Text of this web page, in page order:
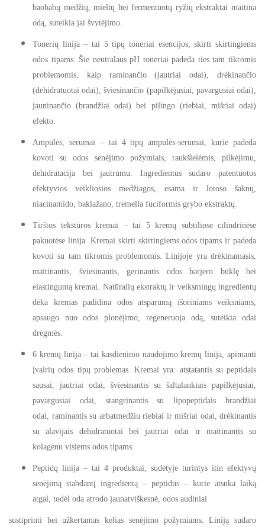
baobabų medžių, mielių bei fermentuotų ryžių ekstraktai maitina
odą, suteikia jai švytėjimo.
Tonerių linija – tai 5 tipų toneriai esencijos, skirti skirtingiems
odos tipams. Šie neutralaus pH toneriai padeda ties tam tikromis
problemomis, kaip raminančio (jautriai odai), drėkinančio
(dehidratuotai odai), šviesinančio (papilkėjusiai, pavargusiai odai),
jauninančio (brandžiai odai) bei pilingo (riebiai, mišriai odai)
efekto.
Ampulės, serumai – tai 4 tipų ampulės-serumai, kurie padeda
kovoti su odos senėjimo požymiais, raukšlelėmis, pilkėjimu,
dehidratacija bei jautrumu. Ingredientus sudaro patentuotos
efektyvios veikliosios medžiagos, esama ir lotoso šaknų,
niacinamido, baklažano, tremella fuciformis grybo ekstraktų.
Tirštos tekstūros kremai – tai 5 kremų subtiliose cilindrinėse
pakuotėse linija. Kremai skirti skirtingiems odos tipams ir padeda
kovoti su tam tikromis problemomis. Linijoje yra drėkinamasis,
maitinantis, šviesinantis, gerinantis odos barjero būklę bei
elastingumą kremai. Natūralių ekstraktų ir veiksmingų ingredientų
dėka kremas padidina odos atsparumą išoriniams veiksniams,
apsaugo nuo odos plonėjimo, regeneruoja odą, suteikia odai
drėgmės.
6 kremų linija – tai kasdieninio naudojimo kremų linija, apimanti
įvairių odos tipų problemas. Kremai yra: atstatantis su peptidais
sausai, jautriai odai, šviesinantis su šaltalankiais papilkėjusiai,
pavargusiai odai, stangrinantis su lipopeptidais brandžiai
odai, raminantis su arbatmedžiu riebiai ir mišriai odai, drėkinantis
su alavijais dehidratuotai bei
jautriai odai ir maitinantis su
kolagenu visiems odos tipams.
Peptidų linija – tai 4 produktai, sudėtyje turintys itin efektyvų
senėjimą stabdantį ingredientą – peptidus – kurie atsuka laiką
atgal, todėl oda atrodo jaunatviškesnė, odos audiniai
sustiprinti bei užkertamas kelias senėjimo požymiams. Liniją sudaro